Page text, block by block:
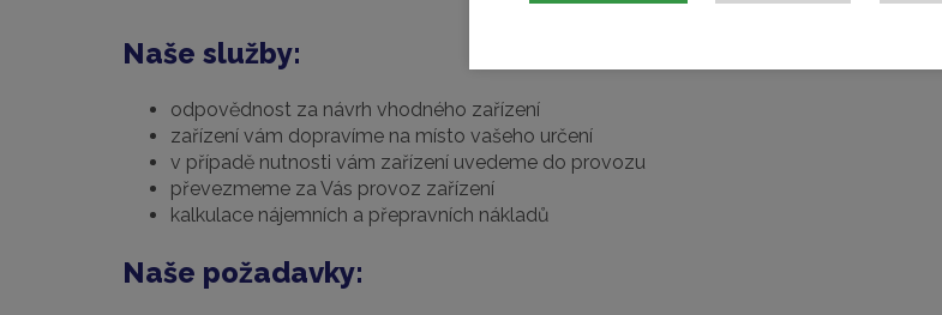
Naše služby:
odpovědnost za návrh vhodného zařízení
zařízení vám dopravíme na místo vašeho určení
v případě nutnosti vám zařízení uvedeme do provozu
převezmeme za Vás provoz zařízení
kalkulace nájemních a přepravních nákladů
Naše požadavky: